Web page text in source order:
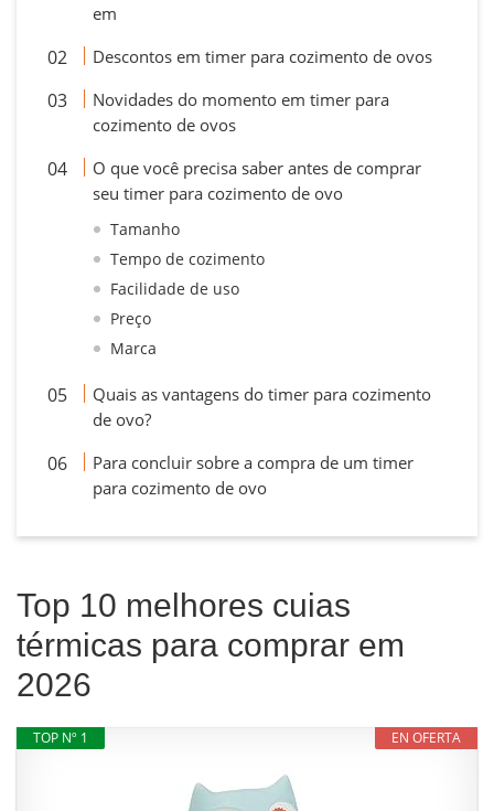
em
Descontos em timer para cozimento de ovos
Novidades do momento em timer para
cozimento de ovos
O que você precisa saber antes de comprar
seu timer para cozimento de ovo
Tamanho
Tempo de cozimento
Facilidade de uso
Preço
Marca
Quais as vantagens do timer para cozimento
de ovo?
Para concluir sobre a compra de um timer
para cozimento de ovo
Top 10 melhores cuias
térmicas para comprar em
2026
EN OFERTA
TOP Nº 1